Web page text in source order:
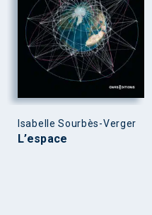
Isabelle Sourbès-Verger
L’espace